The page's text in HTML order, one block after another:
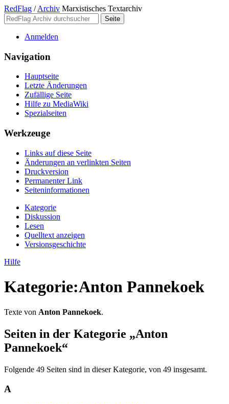
RedFlag / Archiv Marxistisches Textarchiv
Anmelden
Navigation
Hauptseite
Letzte Änderungen
Zufällige Seite
Hilfe zu MediaWiki
Spezialseiten
Werkzeuge
Links auf diese Seite
Änderungen an verlinkten Seiten
Druckversion
Permanenter Link
Seiten­­informationen
Kategorie
Diskussion
Lesen
Quelltext anzeigen
Versionsgeschichte
Hilfe
Kategorie:Anton Pannekoek
Texte von Anton Pannekoek.
Seiten in der Kategorie „Anton
Pannekoek“
Folgende 49 Seiten sind in dieser Kategorie, von 49 insgesamt.
A